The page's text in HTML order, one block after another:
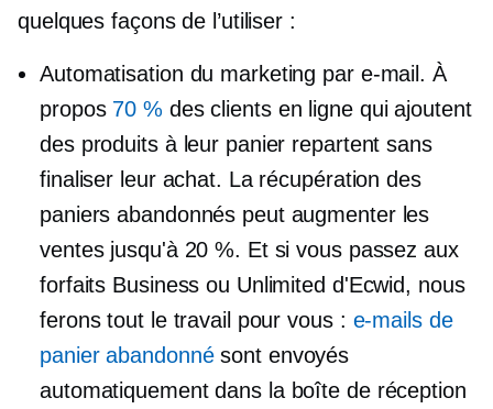
quelques façons de l’utiliser :
Automatisation du marketing par e-mail. À
propos 70 % des clients en ligne qui ajoutent
des produits à leur panier repartent sans
finaliser leur achat. La récupération des
paniers abandonnés peut augmenter les
ventes jusqu'à 20 %. Et si vous passez aux
forfaits Business ou Unlimited d'Ecwid, nous
ferons tout le travail pour vous : e-mails de
panier abandonnésont envoyés
automatiquement dans la boîte de réception